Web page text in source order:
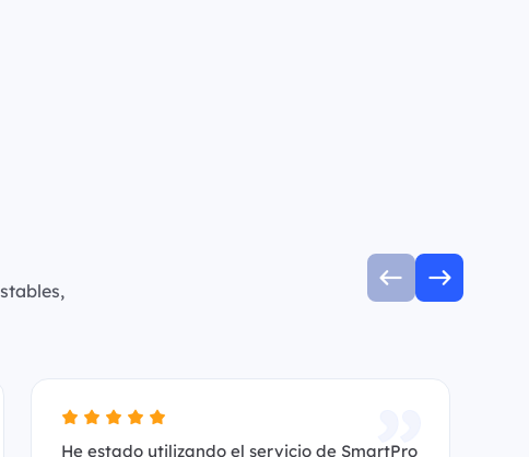
He estado utilizando el servicio de SmartPro